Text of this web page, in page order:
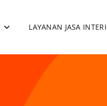
LAYANAN JASA